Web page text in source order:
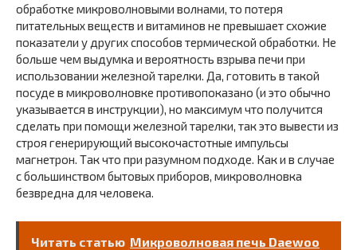
обработке микроволновыми волнами, то потеря
питательных веществ и витаминов не превышает схожие
показатели у других способов термической обработки. Не
больше чем выдумка и вероятность взрыва печи при
использовании железной тарелки. Да, готовить в такой
посуде в микроволновке противопоказано (и это обычно
указывается в инструкции), но максимум что получится
сделать при помощи железной тарелки, так это вывести из
строя генерирующий высокочастотные импульсы
магнетрон. Так что при разумном подходе. Как и в случае
с большинством бытовых приборов, микроволновка
безвредна для человека.
Читать статью Микроволновая печь Daewoo